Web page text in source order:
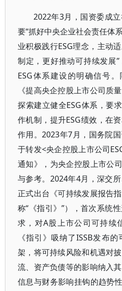
2022年3月，国资委成
要“抓好中央企业社会责任体
业积极践行ESG理念，主动
制定，更好推动可持续发展
ESG体系建设的明确信号
《提高央企控股上市公司质
探索建立健全ESG体系，要
作机制，提升ESG绩效，在
作用。2023年7月，国务院
于转发<央企控股上市公司
通知》，为央企控股上市公
与参考。2024年4月，深交
正式出台《可持续发展报告
称“《指引》”），首次系统
求，对A股上市公司可持续
《指引》吸纳了ISSB发布
架，将可持续风险和机遇对
流、资产负债等的影响纳入
信息与财务影响挂钩的趋势